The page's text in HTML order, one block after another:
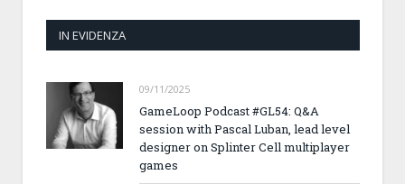
IN EVIDENZA
09/11/2025
GameLoop Podcast #GL54: Q&A
session with Pascal Luban, lead level
designer on Splinter Cell multiplayer
games